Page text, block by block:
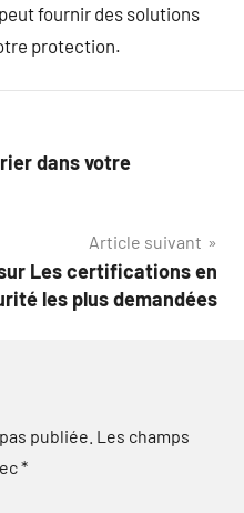
fournir des solutions
protection.
dans votre
Article suivant
Les certifications en
les plus demandées
publiée. Les champs
*